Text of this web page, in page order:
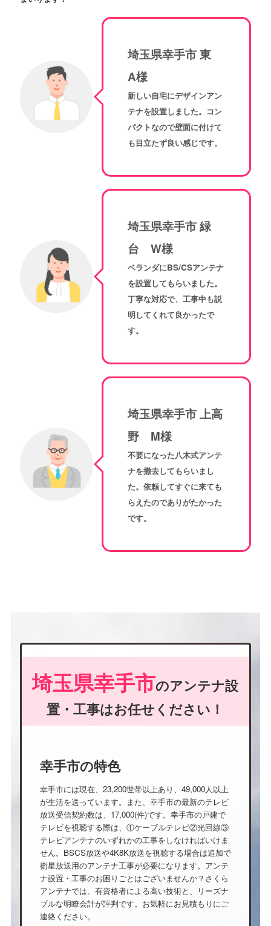
埼玉県幸手市 東
A様
新しい自宅にデザインアン
テナを設置しました。コン
パクトなので壁面に付けて
も目立たず良い感じです。
埼玉県幸手市 緑
台 W様
ベランダにBS/CSアンテナ
を設置してもらいました。
丁寧な対応で、工事中も説
明してくれて良かったで
す。
埼玉県幸手市 上高
野 M様
不要になった八木式アンテ
ナを撤去してもらいまし
た。依頼してすぐに来ても
らえたのでありがたかった
です。
埼玉県幸手市のアンテナ設
置・工事はお任せください！
幸手市の特色
幸手市には現在、23,200世帯以上あり、49,000人以上
が生活を送っています。また、幸手市の最新のテレビ
放送受信契約数は、17,000(件)です。幸手市の戸建で
テレビを視聴する際は、①ケーブルテレビ②光回線③
テレビアンテナのいずれかの工事をしなければいけま
せん。BSCS放送や4K8K放送を視聴する場合は追加で
衛星放送用のアンテナ工事が必要になります。アンテ
ナ設置・工事のお困りごとはございませんか？さくら
アンテナでは、有資格者による高い技術と、リーズナ
ブルな明瞭会計が評判です。お気軽にお見積もりにご
連絡ください。